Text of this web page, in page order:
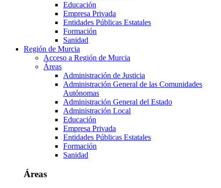
Educación
Empresa Privada
Entidades Públicas Estatales
Formación
Sanidad
Región de Murcia
Acceso a Región de Murcia
Áreas
Administración de Justicia
Administración General de las Comunidades
Autónomas
Administración General del Estado
Administración Local
Educación
Empresa Privada
Entidades Públicas Estatales
Formación
Sanidad
Áreas